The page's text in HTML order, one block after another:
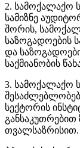
2. სამოქალაქო
სამიზნე
შორის,
საზოგადოების
და
საქმიანობის
3. სამოქალაქო
სექტორის
თვალსაზრისით.